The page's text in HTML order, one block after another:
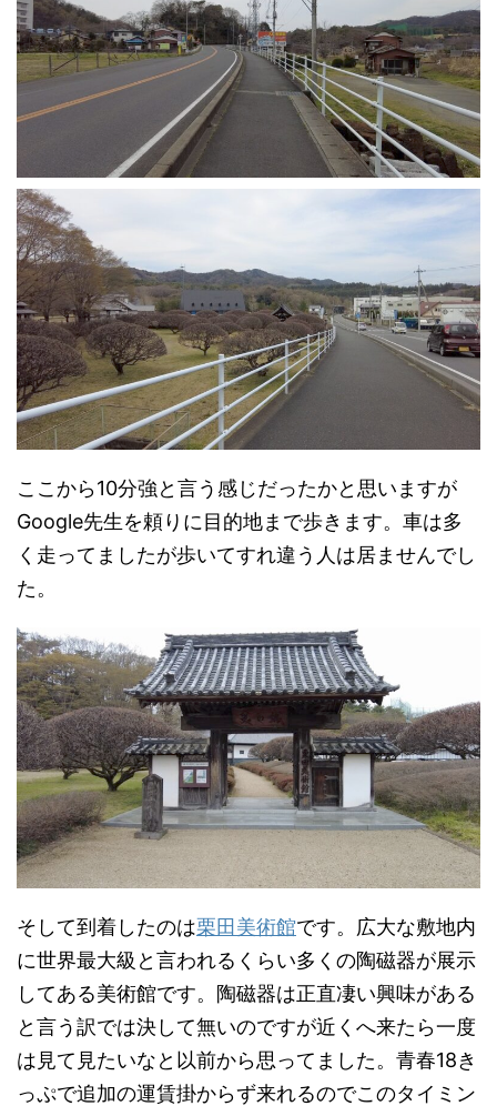
ここから10分強と言う感じだったかと思いますが
Google先生を頼りに目的地まで歩きます。車は多
く走ってましたが歩いてすれ違う人は居ませんでし
た。
そして到着したのは栗田美術館です。広大な敷地内
に世界最大級と言われるくらい多くの陶磁器が展示
してある美術館です。陶磁器は正直凄い興味がある
と言う訳では決して無いのですが近くへ来たら一度
は見て見たいなと以前から思ってました。青春18き
っぷで追加の運賃掛からず来れるのでこのタイミン